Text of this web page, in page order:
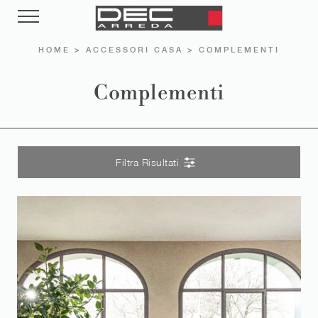
HOME > ACCESSORI CASA > COMPLEMENTI
Complementi
Filtra Risultati